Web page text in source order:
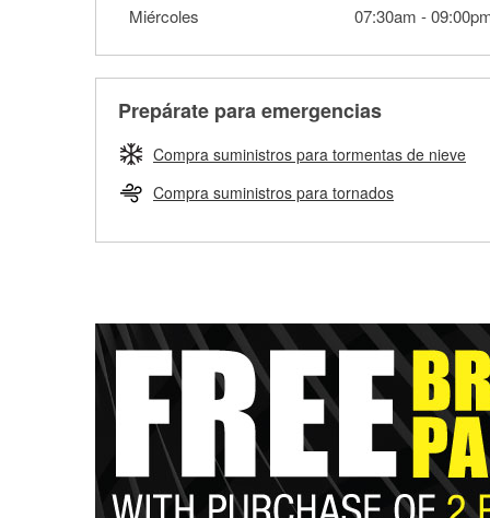
Miércoles
07:30am -
Prepárate para emergencias
Compra suministros para tormentas de nieve
Compra suministros para tornados